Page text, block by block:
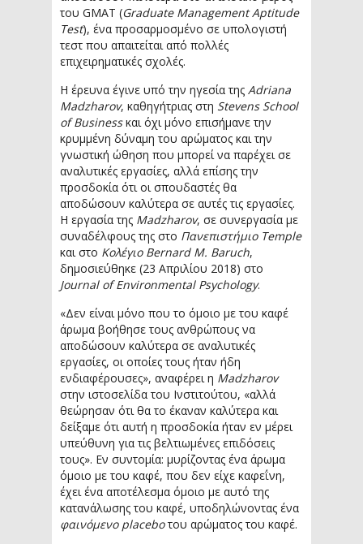
του GMAT (Graduate Management Aptitude
Test), ένα προσαρμοσμένο σε υπολογιστή
τεστ που απαιτείται από πολλές
επιχειρηματικές σχολές.
Η έρευνα έγινε υπό την ηγεσία της Adriana
Madzharov, καθηγήτριας στη Stevens School
of Businessκαι όχι μόνο επισήμανε την
κρυμμένη δύναμη του αρώματος και την
γνωστική ώθηση που μπορεί να παρέχει σε
αναλυτικές εργασίες, αλλά επίσης την
προσδοκία ότι οι σπουδαστές θα
αποδώσουν καλύτερα σε αυτές τις εργασίες.
Η εργασία της Madzharov, σε συνεργασία με
συναδέλφους της στο Πανεπιστήμιο Temple
και στο Κολέγιο Bernard M. Baruch,
δημοσιεύθηκε (23 Απριλίου 2018) στο
Journal of Environmental Psychology.
«Δεν είναι μόνο που το όμοιο με του καφέ
άρωμα βοήθησε τους ανθρώπους να
αποδώσουν καλύτερα σε αναλυτικές
εργασίες, οι οποίες τους ήταν ήδη
ενδιαφέρουσες», αναφέρει η Madzharov
στην ιστοσελίδα του Ινστιτούτου, «αλλά
θεώρησαν ότι θα το έκαναν καλύτερα και
δείξαμε ότι αυτή η προσδοκία ήταν εν μέρει
υπεύθυνη για τις βελτιωμένες επιδόσεις
τους». Εν συντομία: μυρίζοντας ένα άρωμα
όμοιο με του καφέ, που δεν είχε καφεΐνη,
έχει ένα αποτέλεσμα όμοιο με αυτό της
κατανάλωσης του καφέ, υποδηλώνοντας ένα
φαινόμενο placeboτου αρώματος του καφέ.